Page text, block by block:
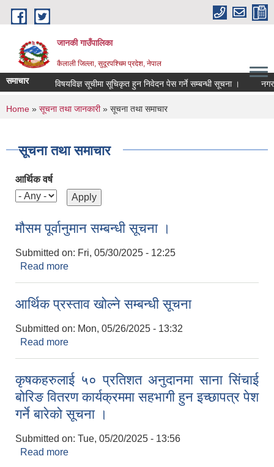
Skip to main content
जानकी गाउँपालिका
कैलाली जिल्ला, सुदूरपश्चिम प्रदेश, नेपाल
समाचार विषयविज्ञ सूचीमा सूचिकृत हुन निवेदन पेस गर्ने सम्बन्धी सूचना । नगर
You are here
Home » सूचना तथा जानकारी» सूचना तथा समाचार
सूचना तथा समाचार
आर्थिक वर्ष
मौसम पूर्वानुमान सम्बन्धी सूचना ।
Submitted on: Fri, 05/30/2025 - 12:25
Read more
आर्थिक प्रस्ताव खोल्ने सम्बन्धी सूचना
Submitted on: Mon, 05/26/2025 - 13:32
Read more
कृषकहरुलाई ५० प्रतिशत अनुदानमा साना सिंचाई
बोरिङ वितरण कार्यक्रममा सहभागी हुन इच्छापत्र पेश
गर्ने बारेको सूचना ।
Submitted on: Tue, 05/20/2025 - 13:56
Read more